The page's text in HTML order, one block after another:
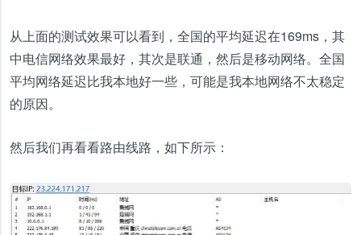
从上面的测试效果可以看到，全国的平均延迟在169ms，其
中电信网络效果最好，其次是联通，然后是移动网络。全国
平均网络延迟比我本地好一些，可能是我本地网络不太稳定
的原因。
然后我们再看看路由线路，如下所示：